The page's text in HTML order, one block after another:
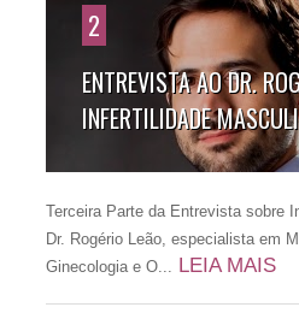
2
ENTREVISTA AO DR.
INFERTILIDADE
Terceira Parte da Entrevista sobre
Dr. Rogério Leão, especialista em
Ginecologia e O... LEIA MAIS